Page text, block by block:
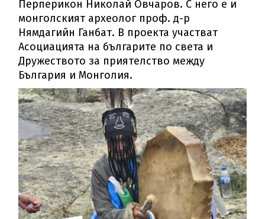
Перперикон Николай Овчаров. С него е и
монголският археолог проф. д-р
Нямдагийн Ганбат. В проекта участват
Асоциацията на българите по света и
Дружеството за приятелство между
България и Монголия.